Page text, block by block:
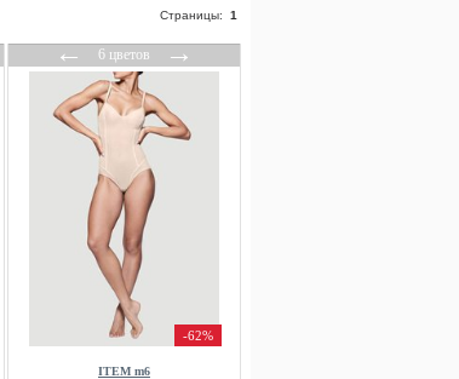
Страницы: 1
←6 цветов→
-62%
ITEM m6